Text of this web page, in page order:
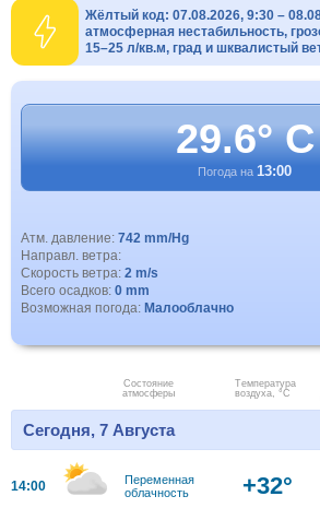
Жёлтый код: 07.08.2026, 9:30 –
атмосферная нестабильность,
15–25 л/кв.м, град и шквалистый
29.6° C
Погода на 13:00
Атм. давление: 742 mm/Hg
Направл. ветра:
Скорость ветра: 2 m/s
Всего осадков: 0 mm
Возможная погода: Малооблачно
Состояние
атмосферы
Температура
воздуха, °C
Сегодня, 7 Августа
14:00
Переменная
облачность
+32°